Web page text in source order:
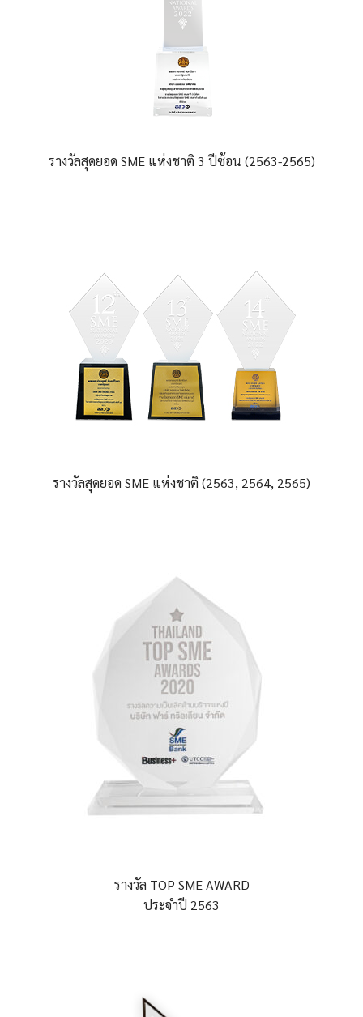
รางวัลสุดยอด SME แห่งชาติ3 ปีซ้อน (2563-2565)
รางวัลสุดยอด SME แห่งชาติ(2563, 2564, 2565)
รางวัล TOP SME AWARD
ประจำปี 2563